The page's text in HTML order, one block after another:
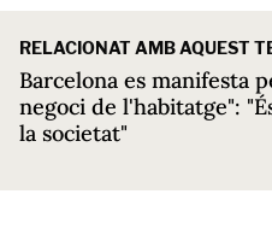
RELACIONAT AMB AQUEST
Barcelona es manifesta
negoci de l'habitatge":
la societat"